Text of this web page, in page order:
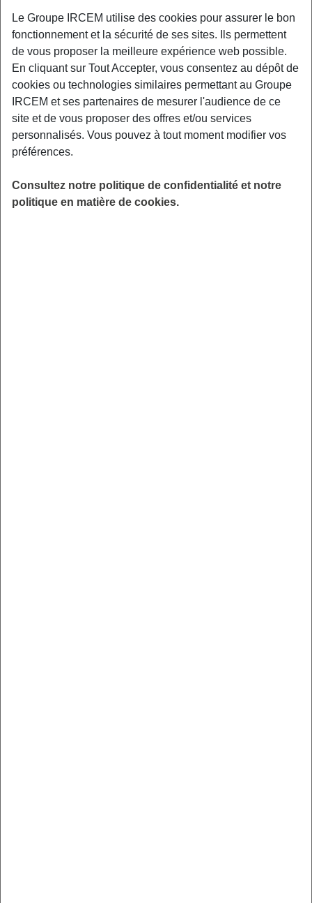
2 ans 16 100 (TNX2) 50
Il grandit, grossit, mais aussi développe ses
sens comme jamais l’être humain ne le fera au
cours de sa vie…Il va apprendre à s’alimenter,
communiquer, se mettre sur le dos, tenir assis,
parler.
Le Groupe IRCEM utilise des cookies pour assurer le bon
fonctionnement et la sécurité de ses sites. Ils permettent
de vous proposer la meilleure expérience web possible.
En cliquant sur Tout Accepter, vous consentez au dépôt de
cookies ou technologies similaires permettant au Groupe
IRCEM et ses partenaires de mesurer l'audience de ce
site et de vous proposer des offres et/ou services
personnalisés. Vous pouvez à tout moment modifier vos
préférences.
Consultez notre politique de confidentialité et notre
politique en matière de cookies.